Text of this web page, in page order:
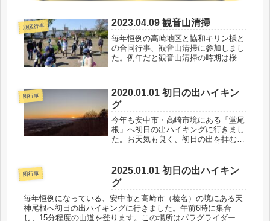
地区行事 2023.04.09 観音山清掃
毎年恒例の高崎地区と協和キリン様と
の合同行事、観音山清掃に参加しまし
た。例年だと観音山清掃の時期は桜の
状態でした。開会式に整列します。今
日が新年度最初の活動のカブスカウ
ト。...
団行事
2020.01.01 初日の出ハイキン
グ
今年も安中市・高崎市境にある「堂尾
根」へ初日の出ハイキングに行きまし
た。お天気も良く、初日の出を拝むこ
団行事
2025.01.01 初日の出ハイキン
グ
毎年恒例になっている、安中市と高崎市（榛名）の境にある天
神尾根へ初日の出ハイキングに行きました。午前6時に集合
し、15分程度の山道を登ります。この場所はパラグライダーの